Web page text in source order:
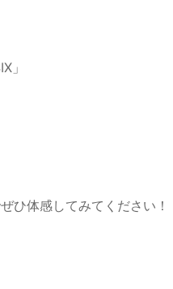
」
ひ体感してみてください！